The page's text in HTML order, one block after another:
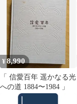
¥8,990
「 信愛百年 遥かなる光
への道 1884〜1984 」